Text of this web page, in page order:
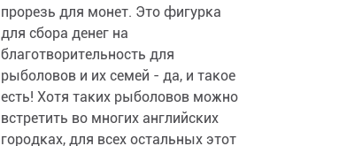
прорезь для монет. Это фигурка
для сбора денег на
благотворительность для
рыболовов и их семей - да, и такое
есть! Хотя таких рыболовов можно
встретить во многих английских
городках, для всех остальных этот